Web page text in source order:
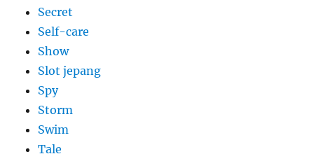
Secret
Self-care
Show
Slot jepang
Spy
Storm
Swim
Tale